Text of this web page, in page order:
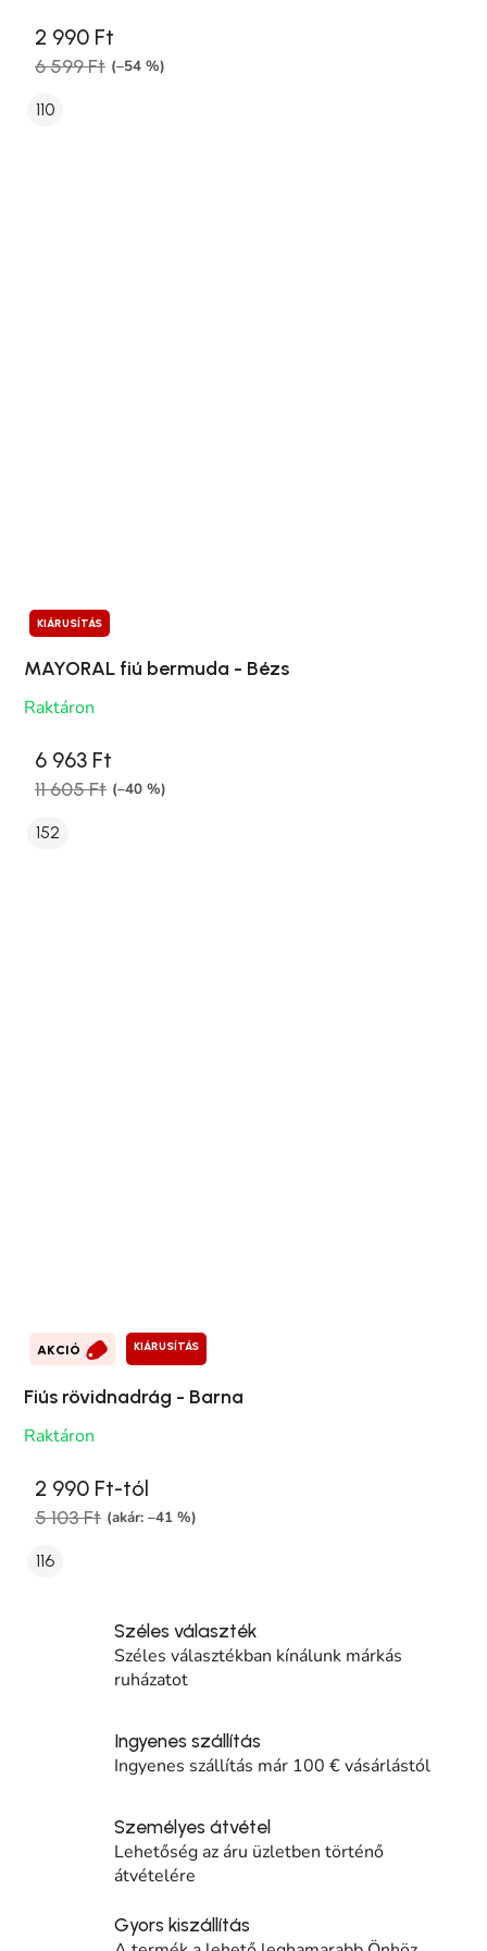
2 990 Ft
6 599 Ft (–54 %)
110
KIÁRUSÍTÁS
MAYORAL fiú bermuda - Bézs
Raktáron
6 963 Ft
11 605 Ft (–40 %)
152
AKCIÓ KIÁRUSÍTÁS
Fiús rövidnadrág - Barna
Raktáron
2 990 Ft-tól
5 103 Ft (akár: –41 %)
116
Széles választék
Széles választékban kínálunk márkás
ruházatot
Ingyenes szállítás
Ingyenes szállítás már 100 € vásárlástól
Személyes átvétel
Lehetőség az áru üzletben történő
átvételére
Gyors kiszállítás